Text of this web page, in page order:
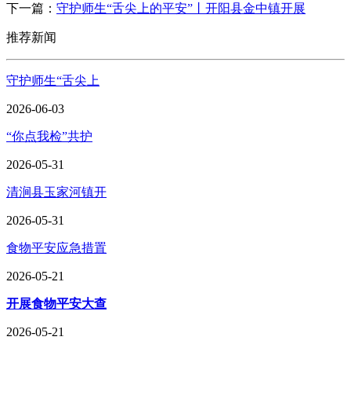
下一篇： 守护师生“舌尖上的平安”丨开阳县金中镇开展
推荐新闻
守护师生“舌尖上
2026-06-03
“你点我检”共护
2026-05-31
清涧县玉家河镇开
2026-05-31
食物平安应急措置
2026-05-21
开展食物平安大查
2026-05-21